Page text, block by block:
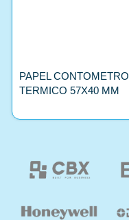
PAPEL CONTOMETRO
TERMICO 57X40 MM